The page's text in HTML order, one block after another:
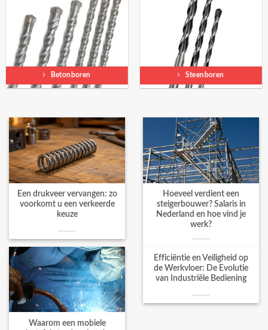
Betonboren Steenboren
Een drukveer vervangen: zo
voorkomt u een verkeerde
keuze
Hoeveel verdient een
steigerbouwer? Salaris in
Nederland en hoe vind je
werk?
Waarom een mobiele
Efficiëntie en Veiligheid op
de Werkvloer: De Evolutie
van Industriële Bediening